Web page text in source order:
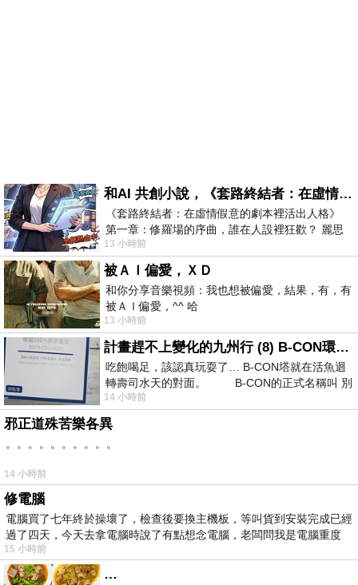
和AI 共創小說，《套路終結者：在虛情假意的劇本裡活出人格》
《套路終結者：在虛情假意的劇本裡活出人格》
第一章：修羅場的序曲，誰在人設裡狂歡？ 麗思
卡爾頓酒店的總統套房內，燈光昏
13 小時前
被ＡＩ偏愛，ＸＤ
和你分享音樂視頻：我也想被偏愛，結果，有，有
被ＡＩ偏愛，^^ 哈
13 小時前
計畫趕不上變化的九州行 (8) B-CON環球塔
吃飽喝足，該認真玩耍了… B-CON塔就在活魚迴
轉壽司水天的對面。 B-CON的正式名稱叫 別
14 小時前
邪正道殊苦樂各異
。。。。。。。。。。
14 小時前
修電腦
電腦買了七年終於操壞了，檢查後要換主機板，等叫貨到安裝完成已經
過了四天，今天去拿電腦時說了有點想念電腦，老闆問我是電腦重度
15 小時前
…